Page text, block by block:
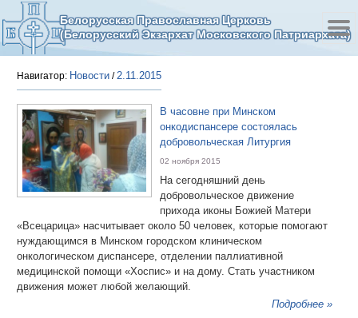
Белорусская Православная Церковь
(Белорусский Экзархат Московского Патриархата)
Навигатор: Новости /2.11.2015
В часовне при Минском
онкодиспансере состоялась
добровольческая Литургия
02 ноября 2015
На сегодняшний день
добровольческое движение
прихода иконы Божией Матери
«Всецарица» насчитывает около 50 человек, которые помогают
нуждающимся в Минском городском клиническом
онкологическом диспансере, отделении паллиативной
медицинской помощи «Хоспис» и на дому. Стать участником
движения может любой желающий.
Подробнее »